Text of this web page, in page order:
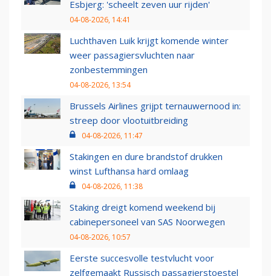
Esbjerg: 'scheelt zeven uur rijden'
04-08-2026, 14:41
Luchthaven Luik krijgt komende winter
weer passagiersvluchten naar
zonbestemmingen
04-08-2026, 13:54
Brussels Airlines grijpt ternauwernood in:
streep door vlootuitbreiding
04-08-2026, 11:47
Stakingen en dure brandstof drukken
winst Lufthansa hard omlaag
04-08-2026, 11:38
Staking dreigt komend weekend bij
cabinepersoneel van SAS Noorwegen
04-08-2026, 10:57
Eerste succesvolle testvlucht voor
zelfgemaakt Russisch passagierstoestel